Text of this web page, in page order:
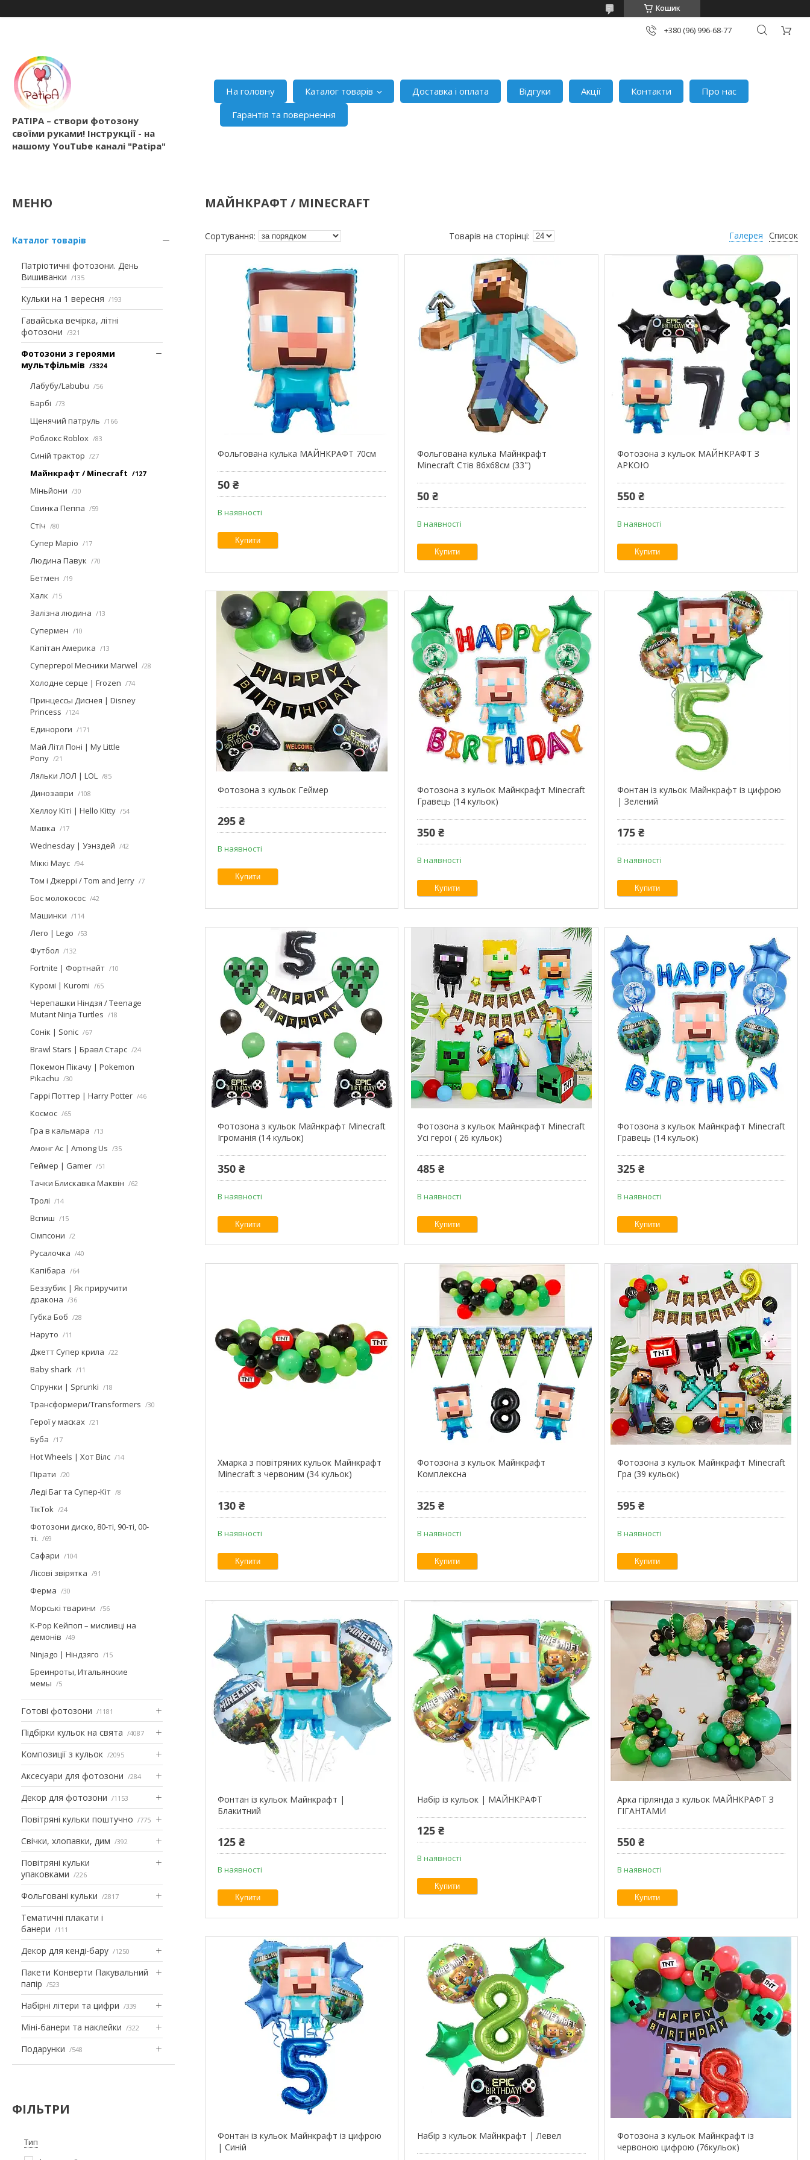
Кошик
+380 (96) 996-68-77
PATIPA – створи фотозону
своїми руками! Інструкції - на
нашому YouTube каналі "Patipa"
На головну Каталог товарів Доставка і оплата Відгуки Акції Контакти
Про нас
Гарантія та повернення
Каталог товарів
Патріотичні фотозони. День
Вишиванки
135
Кульки на 1 вересня 193
Гавайська вечірка, літні
фотозони
321
Фотозони з героями
мультфільмів
3324
Лабубу/Labubu 56
Барбі 73
Щенячий патруль 166
Роблокс Roblox 83
Синій трактор 27
Майнкрафт / Minecraft 127
Міньйони 30
Свинка Пеппа 59
Стіч 80
Супер Маріо 17
Людина Павук 70
Бетмен 19
Халк 15
Залізна людина 13
Супермен 10
Капітан Америка 13
Супергерої Месники Marwel 28
Холодне серце | Frozen 74
Принцессы Диснея | Disney
Princess
124
Єдинороги 171
Май Літл Поні | My Little
Pony
21
Ляльки ЛОЛ | LOL 85
Динозаври 108
Хеллоу Кіті | Hello Kitty 54
Мавка 17
Wednesday | Уэнздей 42
Міккі Маус 94
Том і Джеррі / Tom and Jerry 7
Бос молокосос 42
Машинки 114
Лего | Lego 53
Футбол 132
Fortnite | Фортнайт 10
Куромі | Kuromi 65
Черепашки Ніндзя / Teenage
Mutant Ninja Turtles
18
Сонік | Sonic 67
Brawl Stars | Бравл Старс 24
Покемон Пікачу | Pokemon
Pikachu
30
Гаррі Поттер | Harry Potter 46
Космос 65
Гра в кальмара 13
Амонг Ас | Among Us 35
Геймер | Gamer 51
Тачки Блискавка Маквін 62
Тролі 14
Вспиш 15
Сімпсони 2
Русалочка 40
Капібара 64
Беззубик | Як приручити
дракона
36
Губка Боб 28
Наруто 11
Джетт Супер крила 22
Baby shark 11
Спрунки | Sprunki 18
Трансформери/Transformers 30
Герої у масках 21
Буба 17
Hot Wheels | Хот Вілс 14
Пірати 20
Леді Баг та Супер-Кіт 8
ТікТоk 24
Фотозони диско, 80-ті, 90-ті, 00-
ті.
69
Сафари 104
Лісові звірятка 91
Ферма 30
Морські тварини 56
K-Pop Кейпоп – мисливці на
демонів
49
Ninjago | Ніндзяго 15
Бреинроты, Итальянские
мемы
5
Готові фотозони 1181
Підбірки кульок на свята 4087
Композиції з кульок 2095
Аксесуари для фотозони 284
Декор для фотозони 1153
Повітряні кульки поштучно 775
Свічки, хлопавки, дим 392
Повітряні кульки
упаковками
226
Фольговані кульки 2817
Тематичні плакати і
банери
111
Декор для кенді-бару 1250
Пакети Конверти Пакувальний
папір
523
Набірні літери та цифри 339
Міні-банери та наклейки 322
Подарунки 548
ФІЛЬТРИ
Тип
МАЙНКРАФТ / MINECRAFT
Галерея Список
Фольгована кулька МАЙНКРАФТ 70см
50 ₴
В наявності
Купити
Фольгована кулька Майнкрафт
Minecraft Стів 86x68см (33")
50 ₴
В наявності
Купити
Фотозона з кульок МАЙНКРАФТ З
АРКОЮ
550 ₴
В наявності
Купити
Фотозона з кульок Геймер
295 ₴
В наявності
Купити
Фотозона з кульок Майнкрафт Minecraft
Гравець (14 кульок)
350 ₴
В наявності
Купити
Фонтан із кульок Майнкрафт із цифрою
| Зелений
175 ₴
В наявності
Купити
Фотозона з кульок Майнкрафт Minecraft
Ігроманія (14 кульок)
350 ₴
В наявності
Купити
Фотозона з кульок Майнкрафт Minecraft
Усі герої ( 26 кульок)
485 ₴
В наявності
Купити
Фотозона з кульок Майнкрафт Minecraft
Гравець (14 кульок)
325 ₴
В наявності
Купити
Хмарка з повітряних кульок Майнкрафт
Minecraft з червоним (34 кульок)
130 ₴
В наявності
Купити
Фотозона з кульок Майнкрафт
Комплексна
325 ₴
В наявності
Купити
Фотозона з кульок Майнкрафт Minecraft
Гра (39 кульок)
595 ₴
В наявності
Купити
Фонтан із кульок Майнкрафт |
Блакитний
125 ₴
В наявності
Купити
Набір із кульок | МАЙНКРАФТ
125 ₴
В наявності
Купити
Арка гірлянда з кульок МАЙНКРАФТ З
ГІГАНТАМИ
550 ₴
В наявності
Купити
Фонтан із кульок Майнкрафт із цифрою
| Синій
Набір з кульок Майнкрафт | Левел
Фотозона з кульок Майнкрафт із
червоною цифрою (76кульок)